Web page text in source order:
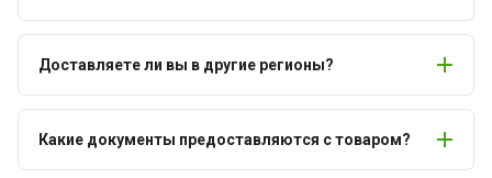
Доставляете ли вы в другие регионы?
Какие документы предоставляются с товаром?